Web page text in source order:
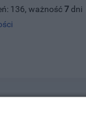
136, ważność7 dni